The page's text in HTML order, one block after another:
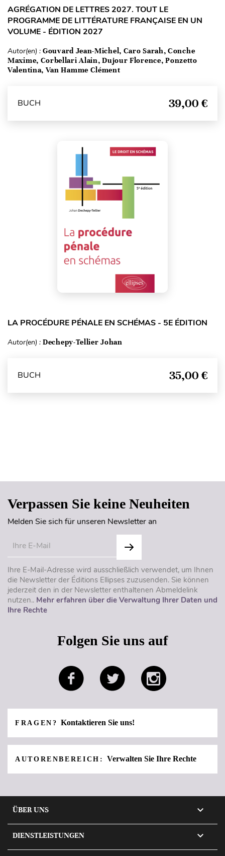
AGRÉGATION DE LETTRES 2027. TOUT LE
PROGRAMME DE LITTÉRATURE FRANÇAISE EN UN
VOLUME - ÉDITION 2027
Autor(en) : Gouvard Jean-Michel, Caro Sarah, Conche
Maxime, Corbellari Alain, Dujour Florence, Ponzetto
Valentina, Van Hamme Clément
BUCH 39,00 €
LA PROCÉDURE PÉNALE EN SCHÉMAS - 5E ÉDITION
Autor(en) : Dechepy-Tellier Johan
BUCH 35,00 €
Verpassen Sie keine Neuheiten
Melden Sie sich für unseren Newsletter an
Ihre E-Mail-Adresse wird ausschließlich verwendet, um Ihnen
die Newsletter der Éditions Ellipses zuzusenden. Sie können
jederzeit den in der Newsletter enthaltenen Abmeldelink
nutzen.. Mehr erfahren über die Verwaltung Ihrer Daten und
Ihre Rechte
Folgen Sie uns auf
FRAGEN? Kontaktieren Sie uns!
AUTORENBEREICH: Verwalten Sie Ihre Rechte
ÜBER UNS 
DIENSTLEISTUNGEN 